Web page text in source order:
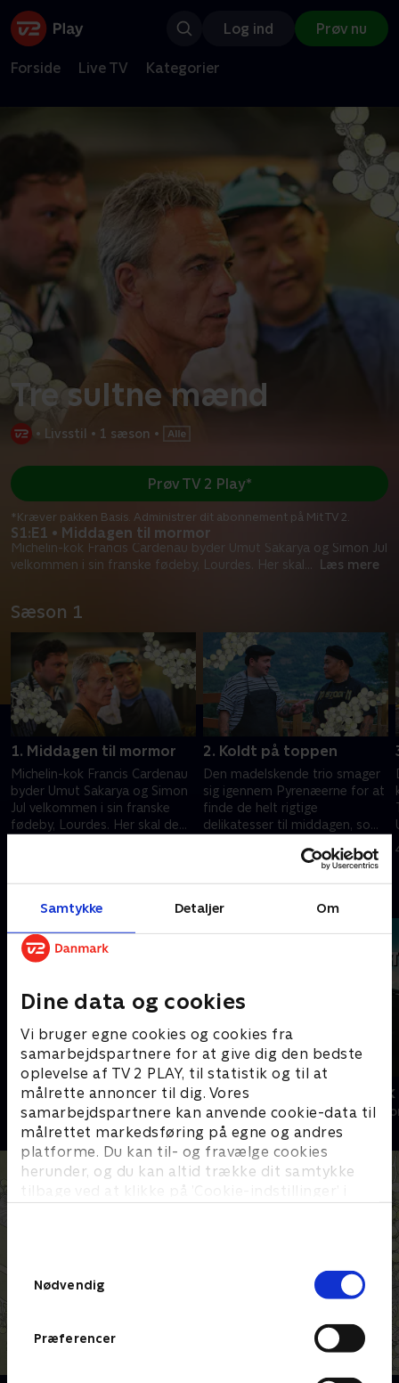
Samtykke Detaljer Om
Dine data og cookies
Vi bruger egne cookies og cookies fra
samarbejdspartnere for at give dig den bedste
oplevelse af TV 2 PLAY, til statistik og til at
målrette annoncer til dig. Vores
samarbejdspartnere kan anvende cookie-data til
målrettet markedsføring på egne og andres
platforme. Du kan til- og fravælge cookies
herunder, og du kan altid trække dit samtykke
tilbage ved at klikke på ’Cookie-indstillinger’ i
Nødvendig
Præferencer
Log ind Prøv nu
Forside Live TV Kategorier
Tre sultne mænd
• Livsstil • 1 sæson •
S1:E1 • Middagen til mormor
Michelin-kok Francis Cardenau byder Umut Sakarya og Simon Jul
velkommen i sin franske fødeby, Lourdes. Her skal
Læs mere
Prøv TV 2 Play*
*Kræver pakken Basis. Administrer dit abonnement på Mit TV 2.
Sæson 1
1. Middagen til mormor
Michelin-kok Francis Cardenau
byder Umut Sakarya og Simon
Jul velkommen i sin franske
fødeby, Lourdes. Her skal de
2. Koldt på toppen
Den madelskende trio smager
sig igennem Pyrenæerne for at
finde de helt rigtige
delikatesser til middagen, som
28. august 2023 • 39 min
Mit Frankrig
Livsstil • 2 sæsoner
Med
Livsstil • 1